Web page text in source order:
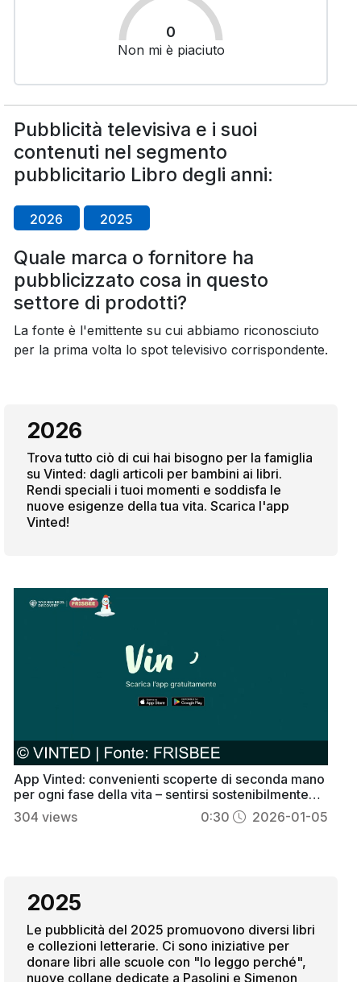
0
Non mi è piaciuto
Pubblicità televisiva e i suoi
contenuti nel segmento
pubblicitario Libro degli anni:
2026 2025
Quale marca o fornitore ha
pubblicizzato cosa in questo
settore di prodotti?
La fonte è l'emittente su cui abbiamo riconosciuto
per la prima volta lo spot televisivo corrispondente.
2026
Trova tutto ciò di cui hai bisogno per la famiglia
su Vinted: dagli articoli per bambini ai libri.
Rendi speciali i tuoi momenti e soddisfa le
nuove esigenze della tua vita. Scarica l'app
Vinted!
App Vinted: convenienti scoperte di seconda mano
per ogni fase della vita – sentirsi sostenibilmente
rinnovati
304 views 0:30 2026-01-05
2025
Le pubblicità del 2025 promuovono diversi libri
e collezioni letterarie. Ci sono iniziative per
donare libri alle scuole con "Io leggo perché",
nuove collane dedicate a Pasolini e Simenon